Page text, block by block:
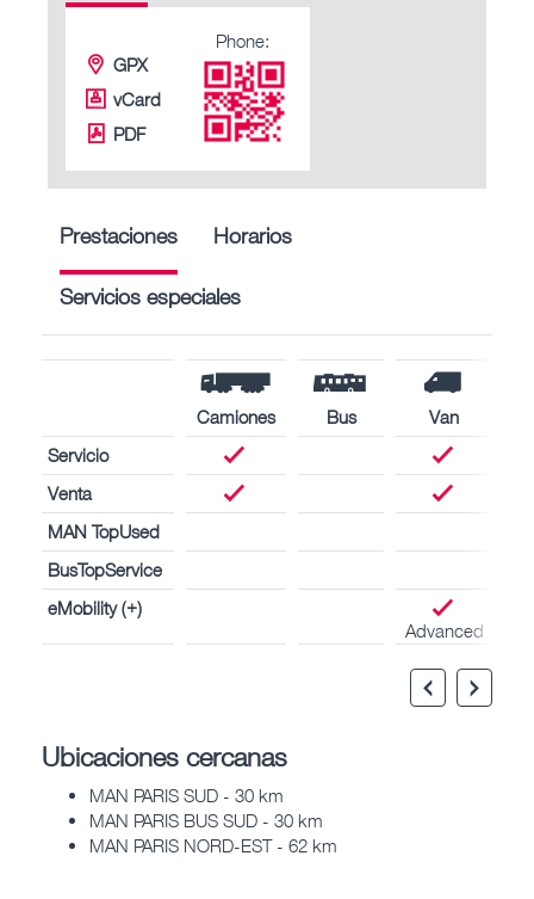
GPX
vCard
PDF
Phone:
Prestaciones Horarios
Servicios especiales
Camiones Bus
Van
Servicio
Venta
MAN TopUsed
BusTopService
eMobility (+)
Advanced
Ubicaciones cercanas
MAN PARIS SUD - 30 km
MAN PARIS BUS SUD - 30 km
MAN PARIS NORD-EST - 62 km